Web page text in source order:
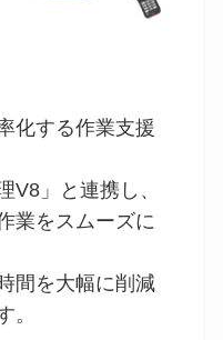
化する作業支援
V8」と連携し、
業をスムーズに
間を大幅に削減
。